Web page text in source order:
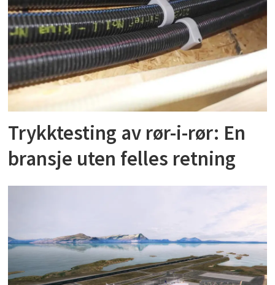
Trykktesting av rør-i-rør: En
bransje uten felles retning